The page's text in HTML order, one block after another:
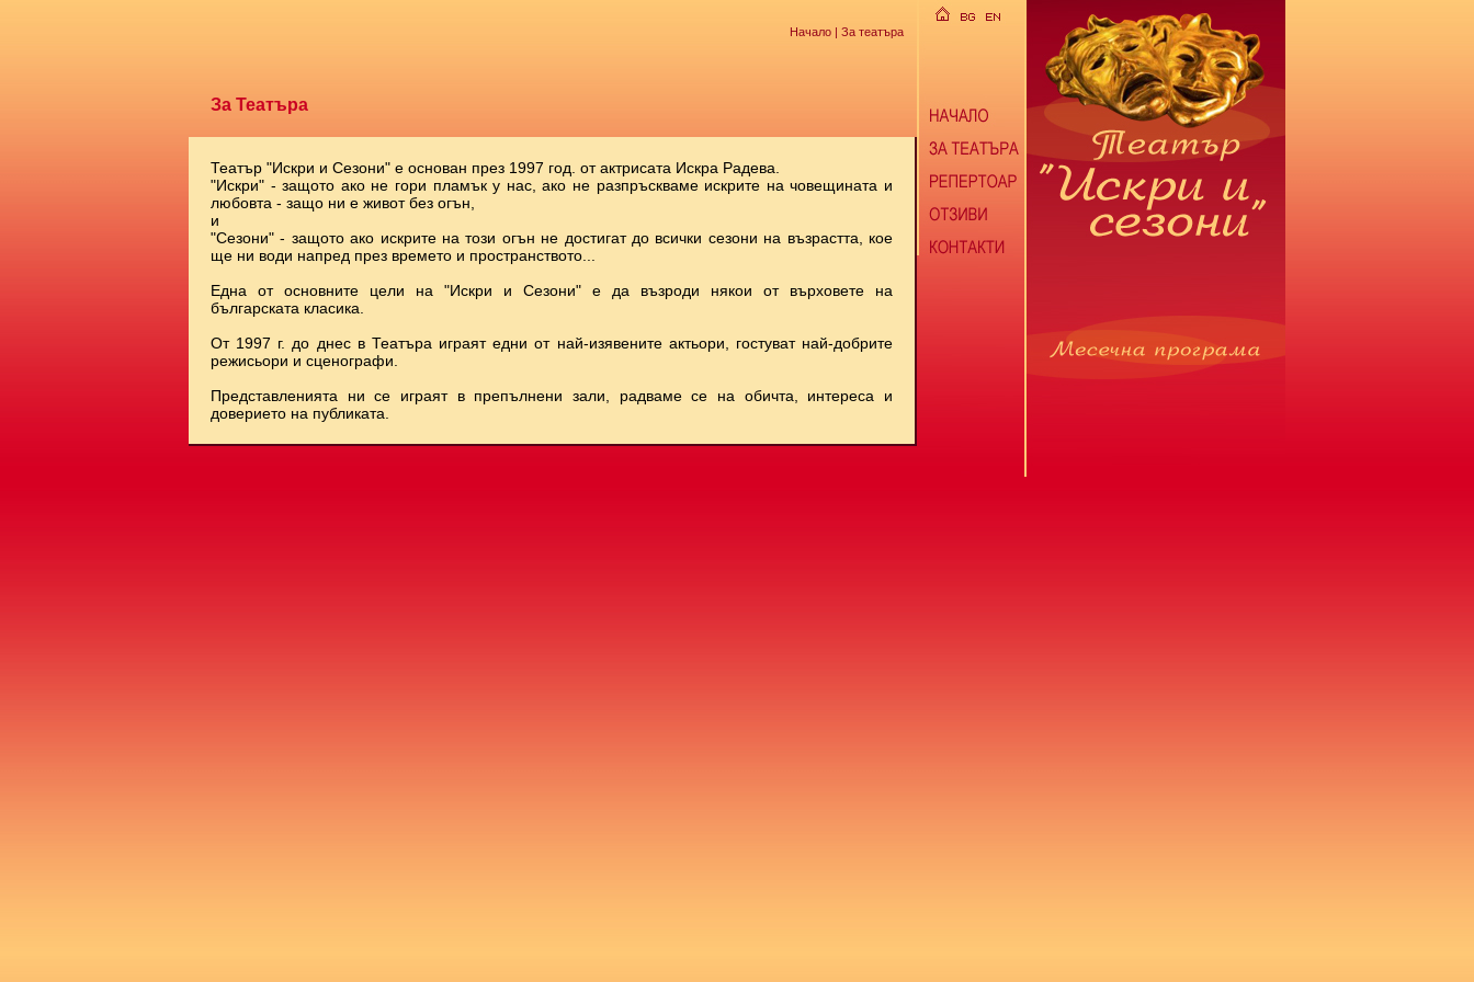
Начало | За театъра
За Театъра
Театър "Искри и Сезони" е основан през 1997 год. от актрисата Искра Радева.
"Искри" - защото ако не гори пламък у нас, ако не разпръскваме искрите на човещината и
любовта - защо ни е живот без огън,
и
"Сезони" - защото ако искрите на този огън не достигат до всички сезони на възрастта, кое
ще ни води напред през времето и пространството...
Една от основните цели на "Искри и Сезони" е да възроди някои от върховете на
българската класика.
От 1997 г. до днес в Театъра играят едни от най-изявените актьори, гостуват най-добрите
режисьори и сценографи.
Представленията ни се играят в препълнени зали, радваме се на обичта, интереса и
доверието на публиката.